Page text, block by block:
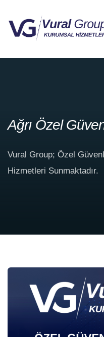
Ağrı Özel
Vural Group; Özel
Hizmetleri Sunmaktadır.